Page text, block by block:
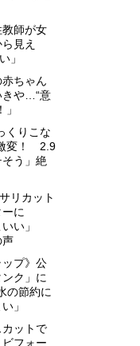
教師が女
見え
」
赤ちゃん
や…“意
くりこな
変！ 2.9
う」絶
リカット
に
い」
声
プ》公
ク」に
の節約に
」
ットで
フォー